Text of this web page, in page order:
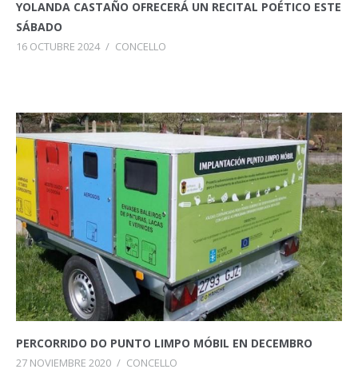
YOLANDA CASTAÑO OFRECERÁ UN RECITAL POÉTICO ESTE
SÁBADO
16 OCTUBRE 2024 / CONCELLO
PERCORRIDO DO PUNTO LIMPO MÓBIL EN DECEMBRO
27 NOVIEMBRE 2020 / CONCELLO